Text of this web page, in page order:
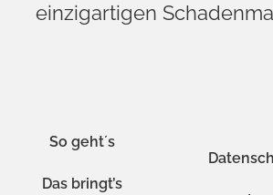
einzigartigen
So geht´s
Das bringt’s